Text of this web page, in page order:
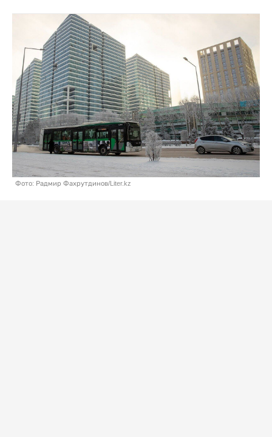
Фото: Радмир Фахрутдинов/Liter.kz